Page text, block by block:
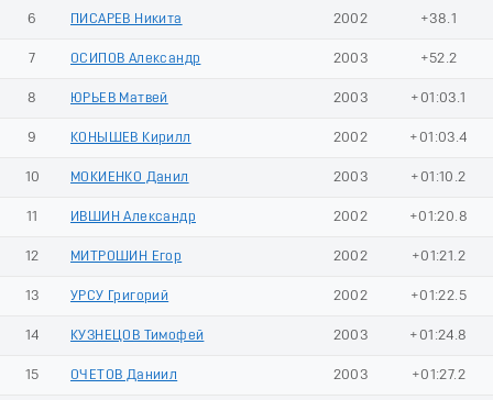
6 ПИСАРЕВ Никита 2002 +38.1
7 ОСИПОВ Александр 2003 +52.2
8 ЮРЬЕВ Матвей 2003 +01:03.1
9 КОНЫШЕВ Кирилл 2002 +01:03.4
10 МОКИЕНКО Данил 2003 +01:10.2
11 ИВШИН Александр 2002 +01:20.8
12 МИТРОШИН Егор 2002 +01:21.2
13 УРСУ Григорий 2002 +01:22.5
14 КУЗНЕЦОВ Тимофей 2003 +01:24.8
15 ОЧЕТОВ Даниил 2003 +01:27.2